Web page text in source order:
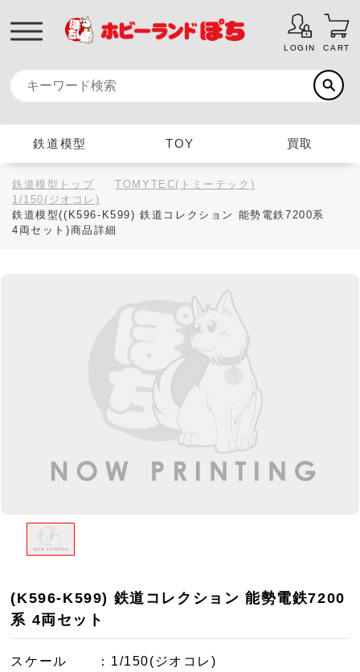
LOGIN CART
鉄道模型 TOY 買取
鉄道模型トップ
TOMYTEC(トミーテック)
1/150(ジオコレ)
鉄道模型((K596-K599) 鉄道コレクション 能勢電鉄7200系
4両セット)商品詳細
(K596-K599) 鉄道コレクション 能勢電鉄7200
系 4両セット
スケール
：1/150(ジオコレ)